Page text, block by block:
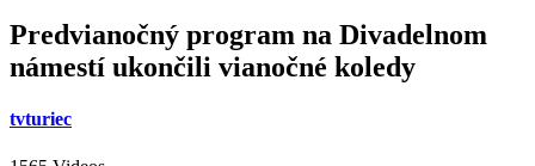
Predvianočný program na Divadelnom
námestí ukončili vianočné koledy
tvturiec